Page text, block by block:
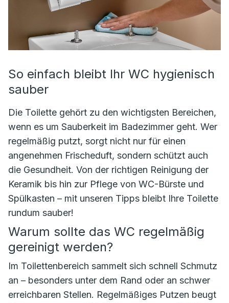
So einfach bleibt Ihr WC hygienisch
sauber
Die Toilette gehört zu den wichtigsten Bereichen,
wenn es um Sauberkeit im Badezimmer geht. Wer
regelmäßig putzt, sorgt nicht nur für einen
angenehmen Frischeduft, sondern schützt auch
die Gesundheit. Von der richtigen Reinigung der
Keramik bis hin zur Pflege von WC-Bürste und
Spülkasten – mit unseren Tipps bleibt Ihre Toilette
rundum sauber!
Warum sollte das WC regelmäßig
gereinigt werden?
Im Toilettenbereich sammelt sich schnell Schmutz
an – besonders unter dem Rand oder an schwer
erreichbaren Stellen. Regelmäßiges Putzen beugt